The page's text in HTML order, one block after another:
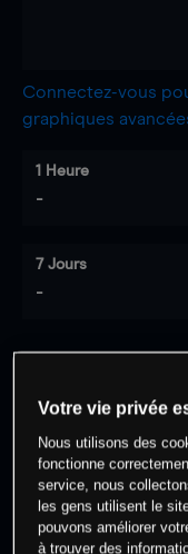
Connectez-vous
graphiques
1 Heure
-
7 Jours
-
cet actif
Votre vie privée
Nous utilisons des
fonctionne
service, nous
les gens utilisent le
pouvons améliorer
à trouver des